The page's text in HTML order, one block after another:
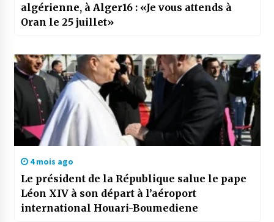
algérienne, à Alger16 : «Je vous attends à
Oran le 25 juillet»
4 mois ago
Le président de la République salue le pape
Léon XIV à son départ à l’aéroport
international Houari-Boumediene